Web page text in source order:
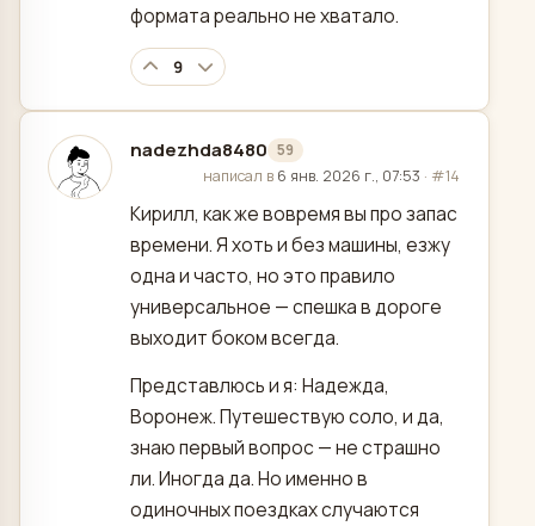
формата реально не хватало.
9
nadezhda8480 59
отредактировано
написал в 6 янв. 2026 г., 07:53 · #14
Кирилл, как же вовремя вы про запас
времени. Я хоть и без машины, езжу
одна и часто, но это правило
универсальное — спешка в дороге
выходит боком всегда.
Представлюсь и я: Надежда,
Воронеж. Путешествую соло, и да,
знаю первый вопрос — не страшно
ли. Иногда да. Но именно в
одиночных поездках случаются